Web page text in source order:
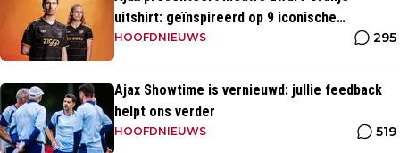
uitshirt: geïnspireerd op 9 iconische
momenten uit clubhistorie
HOOFDNIEUWS 295
Ajax Showtime is vernieuwd: jullie feedback
helpt ons verder
HOOFDNIEUWS 519